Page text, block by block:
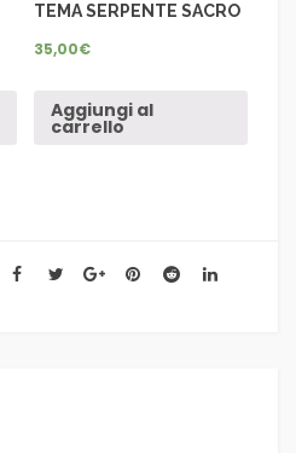
TEMA SERPENTE SACRO
35,00€
Aggiungi al
carrello